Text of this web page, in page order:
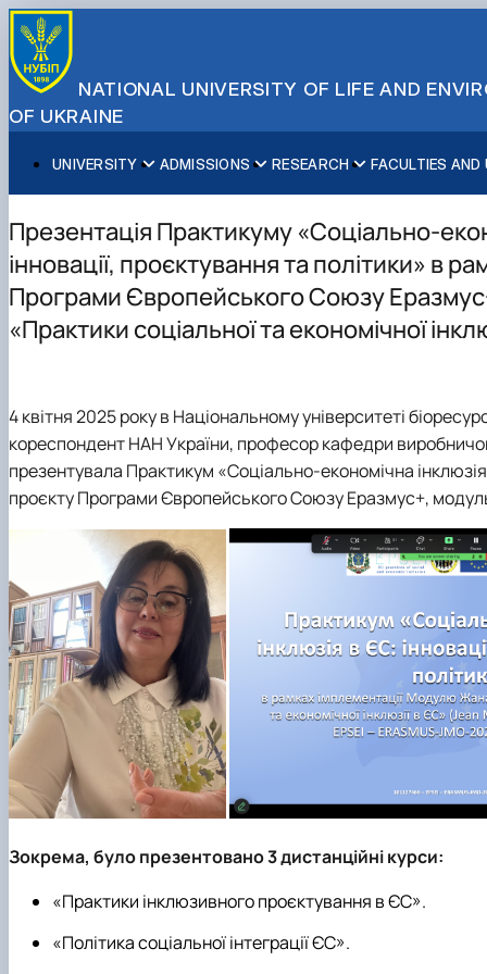
NATIONAL UNIVERSITY OF LIFE AND
OF UKRAINE
UNIVERSITY
About NUBiP
Campus & Facilities
Distinguished Community
Commitments
ADMISSIONS
Academic Programs
International Student Support
About Ukraine and Kyiv
Student Life
RESEARCH
Research Excellence
Projects
Publications & Journals
Legal Framework
Patent & Licensing
FACULTIES AND
Educational and Research Institutes
Educational & Research Farms
Research Institutes
Regional Colleges and Institutes
Partnerships
Erasmus+ Mobility
International Relations Office
International Projects Office
International Students Office
Faculties and Units
Press Service
Презентація Практикуму «Соціально-
інновації, проєктування та політики» в
Програми Європейського Союзу
«Практики соціальної та економічної
4 квітня 2025 року в Національному університеті
кореспондент НАН України, професор кафедри
презентувала Практикум «Соціально-економічна
проєкту Програми Європейського Союзу Еразмус+,
Зокрема, було презентовано 3 дистанційні курси:
«Практики інклюзивного проєктування в ЄС».
«Політика соціальної інтеграції ЄС».